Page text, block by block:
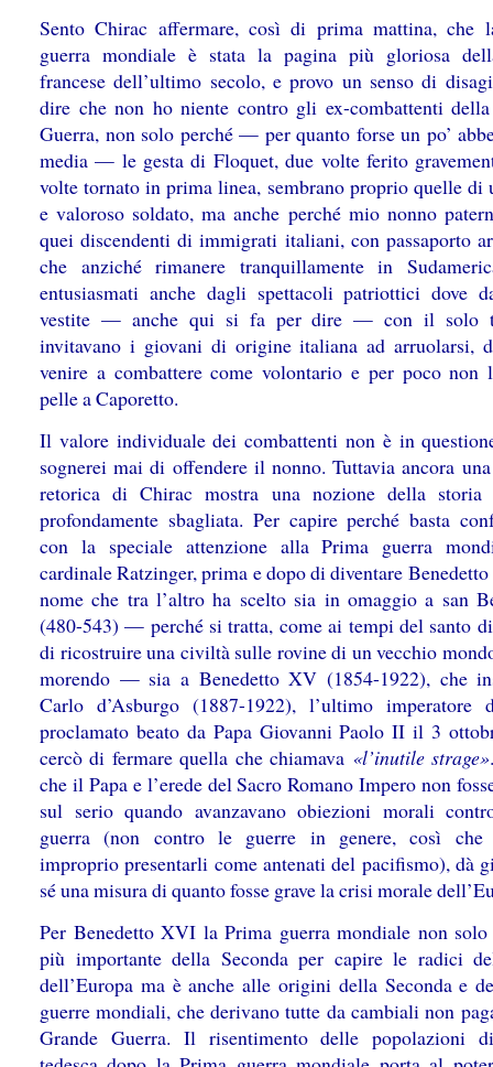
Sento Chirac affermare, così di prima mattina, che
guerra mondiale è stata la pagina più gloriosa
francese dell’ultimo secolo, e provo un senso di
dire che non ho niente contro gli ex-combattenti
Guerra, non solo perché — per quanto forse un po’
media — le gesta di Floquet, due volte ferito
volte tornato in prima linea, sembrano proprio quelle di
e valoroso soldato, ma anche perché mio nonno
quei discendenti di immigrati italiani, con passaporto
che anziché rimanere tranquillamente in
entusiasmati anche dagli spettacoli patriottici dove
vestite — anche qui si fa per dire — con il solo
invitavano i giovani di origine italiana ad arruolarsi,
venire a combattere come volontario e per poco non
pelle a Caporetto.
Il valore individuale dei combattenti non è in
sognerei mai di offendere il nonno. Tuttavia ancora
retorica di Chirac mostra una nozione della storia
profondamente sbagliata. Per capire perché basta
con la speciale attenzione alla Prima guerra
cardinale Ratzinger, prima e dopo di diventare
nome che tra l’altro ha scelto sia in omaggio a san
(480-543) — perché si tratta, come ai tempi del santo
di ricostruire una civiltà sulle rovine di un vecchio
morendo — sia a Benedetto XV (1854-1922), che
Carlo d’Asburgo (1887-1922), l’ultimo imperatore
proclamato beato da Papa Giovanni Paolo II il 3
cercò di fermare quella che chiamava «l’inutile strage»
che il Papa e l’erede del Sacro Romano Impero non
sul serio quando avanzavano obiezioni morali
guerra (non contro le guerre in genere, così che
improprio presentarli come antenati del pacifismo), dà
sé una misura di quanto fosse grave la crisi morale
Per Benedetto XVI la Prima guerra mondiale non
più importante della Seconda per capire le radici
dell’Europa ma è anche alle origini della Seconda e
guerre mondiali, che derivano tutte da cambiali non
Grande Guerra. Il risentimento delle popolazioni